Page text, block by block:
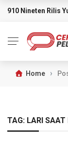
BREAKING NEWS
910 Nineten Rilis
Home ›
TAG: LARI